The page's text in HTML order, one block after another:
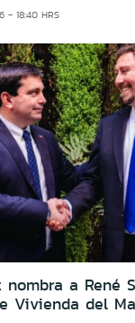
- 18:40 HRS
a René
Vivienda del